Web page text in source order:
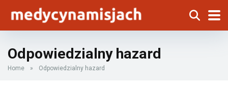
Odpowiedzialny hazard
Home » Odpowiedzialny hazard